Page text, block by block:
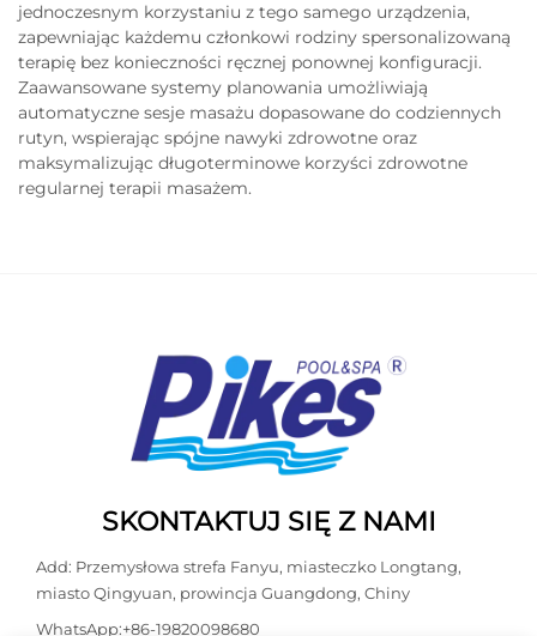
jednoczesnym korzystaniu z tego samego urządzenia,
zapewniając każdemu członkowi rodziny spersonalizowaną
terapię bez konieczności ręcznej ponownej konfiguracji.
Zaawansowane systemy planowania umożliwiają
automatyczne sesje masażu dopasowane do codziennych
rutyn, wspierając spójne nawyki zdrowotne oraz
maksymalizując długoterminowe korzyści zdrowotne
regularnej terapii masażem.
SKONTAKTUJ SIĘ Z NAMI
Add: Przemysłowa strefa Fanyu, miasteczko Longtang,
miasto Qingyuan, prowincja Guangdong, Chiny
WhatsApp:+86-19820098680